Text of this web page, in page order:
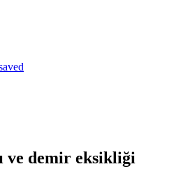
ve demir eksikliği